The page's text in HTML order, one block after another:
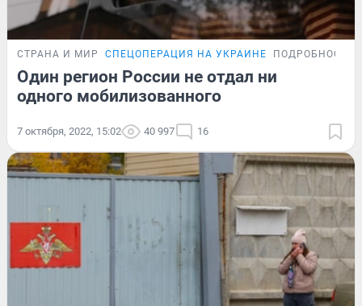
СТРАНА И МИР СПЕЦОПЕРАЦИЯ НА УКРАИНЕ ПОДРОБНОСТИ
Один регион России не отдал ни
одного мобилизованного
7 октября, 2022, 15:02 40 997 16